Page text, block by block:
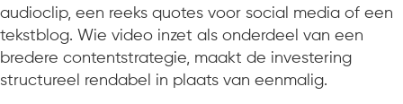
audioclip, een reeks quotes voor social media of een
tekstblog. Wie video inzet als onderdeel van een
bredere contentstrategie, maakt de investering
structureel rendabel in plaats van eenmalig.